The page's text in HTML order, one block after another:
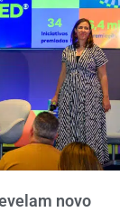
novo